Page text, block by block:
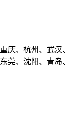
庆、杭州、武汉、
莞、沈阳、青岛、